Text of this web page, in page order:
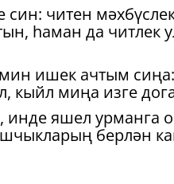
читен
һаман да читлек
ишек ачтым сиңа:
кыйл миңа изге
яшел урманга
берлән